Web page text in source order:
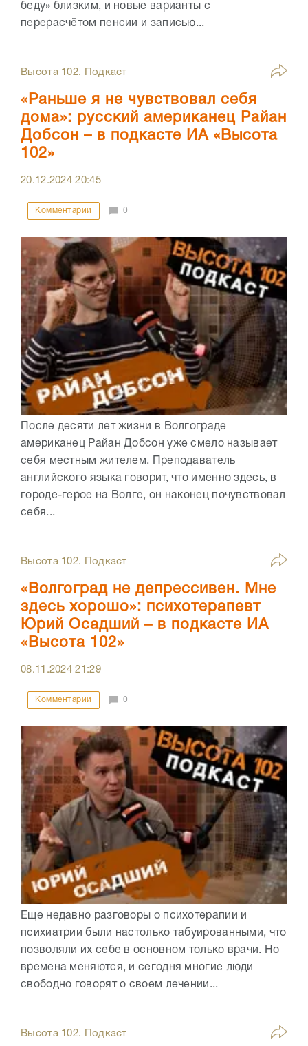
беду» близким, и новые варианты с
перерасчётом пенсии и записью...
Высота 102. Подкаст
«Раньше я не чувствовал себя
дома»: русский американец Райан
Добсон – в подкасте ИА «Высота
102»
20.12.202420:45
Комментарии 0
После десяти лет жизни в Волгограде
американец Райан Добсон уже смело называет
себя местным жителем. Преподаватель
английского языка говорит, что именно здесь, в
городе-герое на Волге, он наконец почувствовал
себя...
Высота 102. Подкаст
«Волгоград не депрессивен. Мне
здесь хорошо»: психотерапевт
Юрий Осадший – в подкасте ИА
«Высота 102»
08.11.202421:29
Комментарии 0
Еще недавно разговоры о психотерапии и
психиатрии были настолько табуированными, что
позволяли их себе в основном только врачи. Но
времена меняются, и сегодня многие люди
свободно говорят о своем лечении...
Высота 102. Подкаст